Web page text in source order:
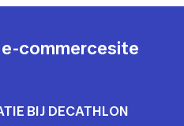
e-commercesite
BIJ DECATHLON